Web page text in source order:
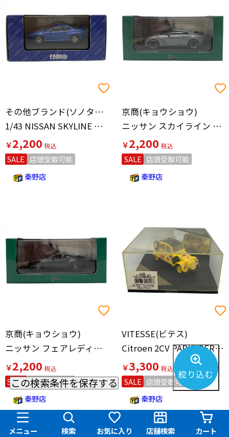
メニュー 検索 お気に入り 店舗検索 カート
その他ブランド(ソノタブランド)
1/43 NISSAN SKYLINE GT-R R34 V.SPEC
￥2,200
SALE 店頭受取可能
秦野店
京商(キョウショウ)
ニッサン スカイライン GT-R R34 スペックV ニュルブルクリンク テストカー
￥2,200
SALE 店頭受取可能
秦野店
京商(キョウショウ)
ニッサン フェアレディZ Z34 ニュルブルクリンク テストカー
￥2,200
SALE 店頭受取可能
秦野店
VITESSE(ビテス)
Citroen 2CV PARIS-PERSEPOLIS ミニカー
￥3,300
SALE 店頭受取可能
秦野店
この検索条件を保存する
絞り込む